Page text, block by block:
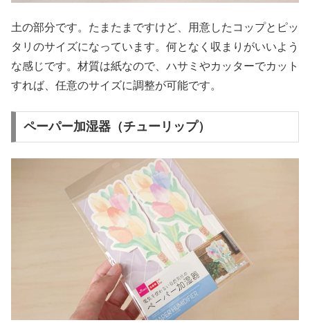
土の部分です。たまたまですけど、用意したコップとピッ
タリのサイズになっています。何となく収まりがいいよう
な感じです。材質は紙なので、ハサミやカッターでカット
すれば、任意のサイズに調整が可能です。
ペーパー加湿器（チューリップ）